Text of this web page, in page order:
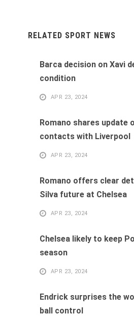
RELATED SPORT NEWS
Barca decision on Xavi
condition
APR 23, 2024
Romano shares update
contacts with Liverpool
APR 23, 2024
Romano offers clear
Silva future at Chelsea
APR 23, 2024
Chelsea likely to keep
season
APR 23, 2024
Endrick surprises the
ball control